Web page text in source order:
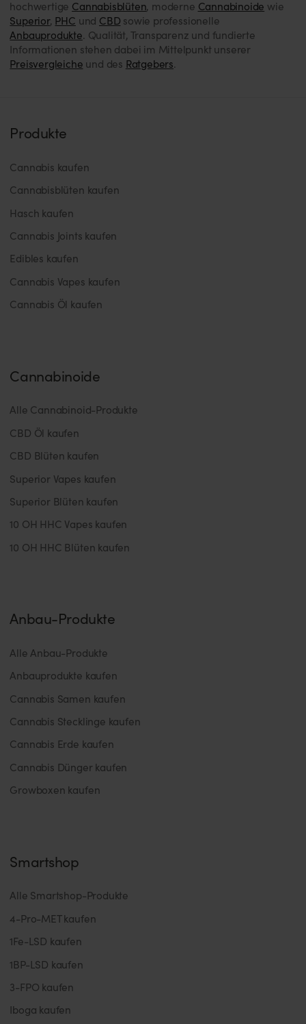
hochwertige Cannabisblüten, moderne Cannabinoide wie
Superior, PHC und CBD sowie professionelle
Anbauprodukte. Qualität, Transparenz und fundierte
Informationen stehen dabei im Mittelpunkt unserer
Preisvergleiche und des Ratgebers.
Produkte
Cannabis kaufen
Cannabisblüten kaufen
Hasch kaufen
Cannabis Joints kaufen
Edibles kaufen
Cannabis Vapes kaufen
Cannabis Öl kaufen
Cannabinoide
Alle Cannabinoid-Produkte
CBD Öl kaufen
CBD Blüten kaufen
Superior Vapes kaufen
Superior Blüten kaufen
10 OH HHC Vapes kaufen
10 OH HHC Blüten kaufen
Anbau-Produkte
Alle Anbau-Produkte
Anbauprodukte kaufen
Cannabis Samen kaufen
Cannabis Stecklinge kaufen
Cannabis Erde kaufen
Cannabis Dünger kaufen
Growboxen kaufen
Smartshop
Alle Smartshop-Produkte
4-Pro-MET kaufen
1Fe-LSD kaufen
1BP-LSD kaufen
3-FPO kaufen
Iboga kaufen